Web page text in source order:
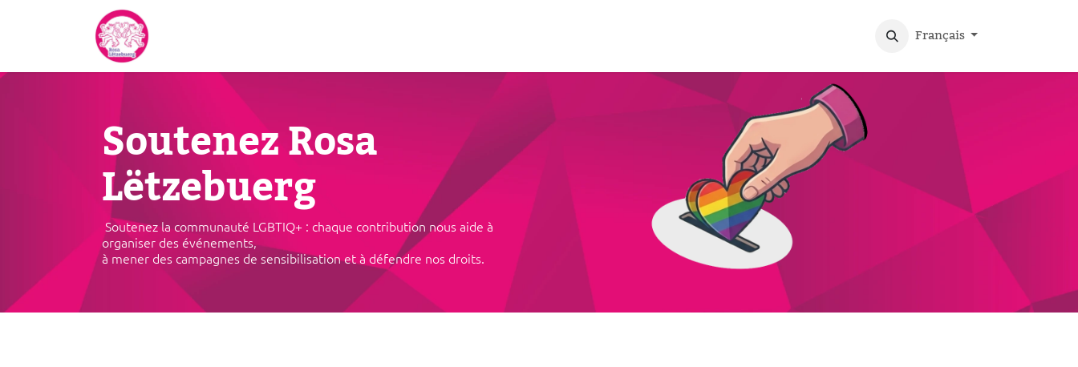
Se rendre au contenu
Français
Soutenez Rosa
Lëtzebuerg
Soutenez la communauté LGBTIQ+ : chaque contribution nous aide à
organiser des événements,
à mener des campagnes de sensibilisation et à défendre nos droits.